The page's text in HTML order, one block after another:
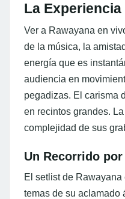
La
Ver a Rawayana en
de la música, la
energía que es
audiencia en
pegadizas. El carisma
en recintos grandes.
complejidad de sus
Un Recorrido
El setlist de
temas de su aclamado